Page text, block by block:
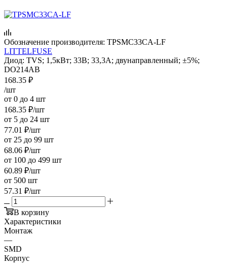
Обозначение производителя: TPSMC33CA-LF
LITTELFUSE
Диод: TVS; 1,5кВт; 33В; 33,3А; двунаправленный; ±5%;
DO214AB
168.35 ₽
/шт
от 0 до 4 шт
168.35 ₽/шт
от 5 до 24 шт
77.01 ₽/шт
от 25 до 99 шт
68.06 ₽/шт
от 100 до 499 шт
60.89 ₽/шт
от 500 шт
57.31 ₽/шт
В корзину
Характеристики
Монтаж
—
SMD
Корпус